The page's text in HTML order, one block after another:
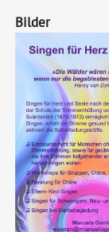
Bilder